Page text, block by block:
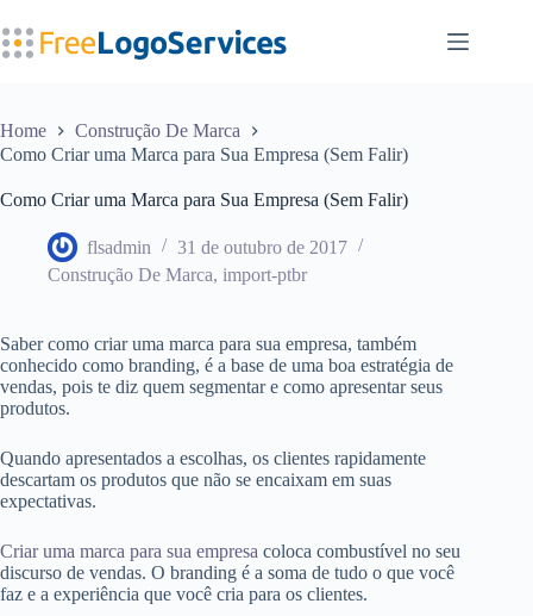
para
o
Home
Construção De Marca
Como Criar uma Marca para Sua Empresa (Sem Falir)
Como Criar uma Marca para Sua Empresa (Sem Falir)
flsadmin
31 de outubro de 2017
Construção De Marca, import-ptbr
Saber como criar uma marca para sua empresa, também
conhecido como branding, é a base de uma boa estratégia de
vendas, pois te diz quem segmentar e como apresentar seus
produtos.
Quando apresentados a escolhas, os clientes rapidamente
descartam os produtos que não se encaixam em suas
expectativas.
Criar uma marca para sua empresa coloca combustível no seu
discurso de vendas. O branding é a soma de tudo o que você
faz e a experiência que você cria para os clientes.